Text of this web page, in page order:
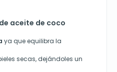
aceite de coco
ya que equilibra la
secas, dejándoles un